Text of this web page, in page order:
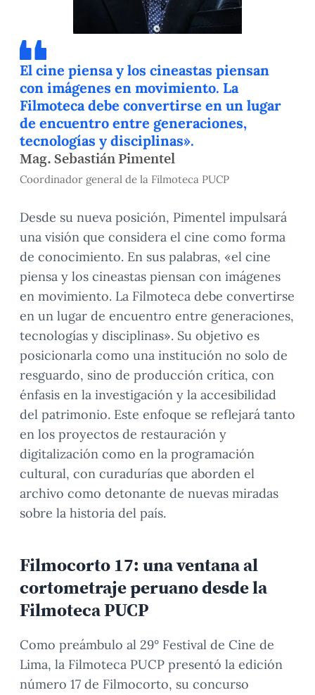
El cine piensa y los cineastas piensan
con imágenes en movimiento. La
Filmoteca debe convertirse en un lugar
de encuentro entre generaciones,
tecnologías y disciplinas».
Mag. Sebastián Pimentel
Coordinador general de la Filmoteca PUCP
Desde su nueva posición, Pimentel impulsará
una visión que considera el cine como forma
de conocimiento. En sus palabras, «el cine
piensa y los cineastas piensan con imágenes
en movimiento. La Filmoteca debe convertirse
en un lugar de encuentro entre generaciones,
tecnologías y disciplinas». Su objetivo es
posicionarla como una institución no solo de
resguardo, sino de producción crítica, con
énfasis en la investigación y la accesibilidad
del patrimonio. Este enfoque se reflejará tanto
en los proyectos de restauración y
digitalización como en la programación
cultural, con curadurías que aborden el
archivo como detonante de nuevas miradas
sobre la historia del país.
Filmocorto 17: una ventana al
cortometraje peruano desde la
Filmoteca PUCP
Como preámbulo al 29° Festival de Cine de
Lima, la Filmoteca PUCP presentó la edición
número 17 de Filmocorto, su concurso